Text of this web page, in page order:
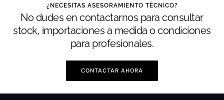
¿NECESITAS ASESORAMIENTO TÉCNICO?
No dudes en contactarnos para consultar
stock, importaciones a medida o condiciones
para profesionales.
CONTACTAR AHORA